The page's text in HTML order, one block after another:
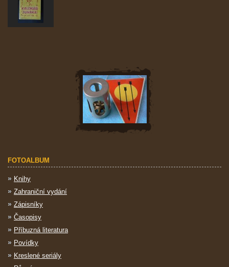
FOTOALBUM
Knihy
Zahraniční vydání
Zápisníky
Časopisy
Příbuzná literatura
Povídky
Kreslené seriály